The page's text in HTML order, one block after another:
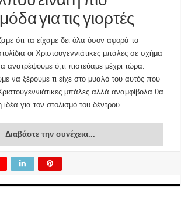
για τις γιορτές
ότι τα είχαμε δει όλα όσον αφορά τα
οι Χριστουγεννιάτικες μπάλες σε σχήμα
ανατρέψουμε ό,τι πιστεύαμε μέχρι τώρα.
να ξέρουμε τι είχε στο μυαλό του αυτός που
μπάλες αλλά αναμφίβολα θα
ιδέα για τον στολισμό του δέντρου.
Διαβάστε την συνέχεια...